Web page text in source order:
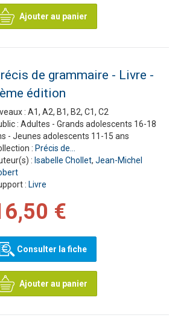
Ajouter au panier
de grammaire - Livre -
édition
: A1, A2, B1, B2, C1, C2
: Adultes - Grands adolescents 16-18
- Jeunes adolescents 11-15 ans
: Précis de...
: Isabelle Chollet, Jean-Michel
: Livre
€
Consulter la fiche
Ajouter au panier